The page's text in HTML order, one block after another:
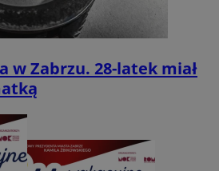
w Zabrzu. 28-latek miał